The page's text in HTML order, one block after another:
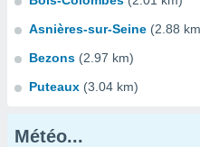
Asnières-sur-Seine (2.88
Bezons (2.97 km)
Puteaux (3.04 km)
Météo...